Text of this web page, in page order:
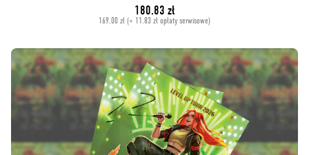
180.83 zł
169.00 zł (+ 11.83 zł opłaty serwisowe)